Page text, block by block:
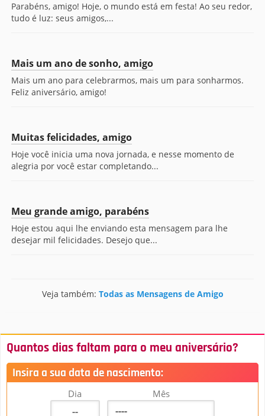
Parabéns, amigo! Hoje, o mundo está em festa! Ao seu redor,
tudo é luz: seus amigos,...
Mais um ano de sonho, amigo
Mais um ano para celebrarmos, mais um para sonharmos.
Feliz aniversário, amigo!
Muitas felicidades, amigo
Hoje você inicia uma nova jornada, e nesse momento de
alegria por você estar completando...
Meu grande amigo, parabéns
Hoje estou aqui lhe enviando esta mensagem para lhe
desejar mil felicidades. Desejo que...
Veja também: Todas as Mensagens de Amigo
Quantos dias faltam para o meu aniversário?
Insira a sua data de nascimento:
Dia Mês